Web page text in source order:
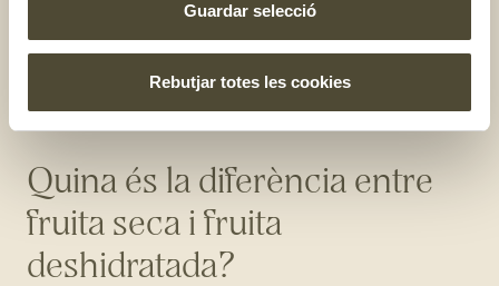
Guardar selecció
Rebutjar totes les cookies
dinar o el sopar en una amanida o amb un carpaccio de
carbassó o picada damunt d’un peix al forn. T’animes a
preparar alguna d’aquestes receptes?
Quina és la diferència entre
fruita seca i fruita
deshidratada?